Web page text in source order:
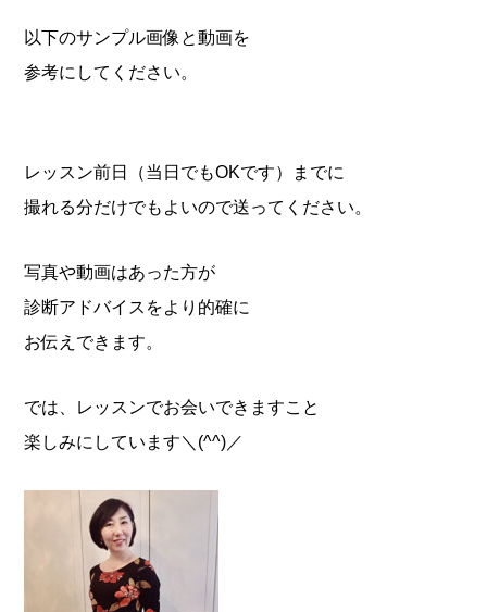
以下のサンプル画像と動画を
参考にしてください。
レッスン前日（当日でもOKです）までに
撮れる分だけでもよいので送ってください。
写真や動画はあった方が
診断アドバイスをより的確に
お伝えできます。
では、レッスンでお会いできますこと
楽しみにしています＼(^^)／